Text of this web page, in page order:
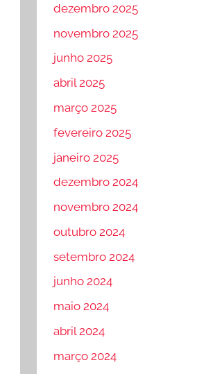
dezembro 2025
novembro 2025
junho 2025
abril 2025
março 2025
fevereiro 2025
janeiro 2025
dezembro 2024
novembro 2024
outubro 2024
setembro 2024
junho 2024
maio 2024
abril 2024
março 2024